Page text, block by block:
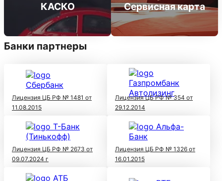
КАСКО Сервисная карта
Банки партнеры
Лицензия ЦБ РФ № 1481 от
11.08.2015
Лицензия ЦБ РФ № 354 от
29.12.2014
Лицензия ЦБ РФ № 2673 от
09.07.2024 г
Лицензия ЦБ РФ № 1326 от
16.01.2015